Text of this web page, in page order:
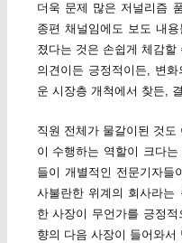
더욱 문제 많은 저널리즘
종편 채널임에도 보도 내
졌다는 것은 손쉽게 체감
의견이든 긍정적이든, 변
운 시장층 개척에서 찾든,
직원 전체가 물갈이된 것
이 수행하는 역할이 크다
들이 개별적인 전문기자들
사불란한 위계의 회사라는
한 사장이 무언가를 긍정
향의 다음 사장이 들어와